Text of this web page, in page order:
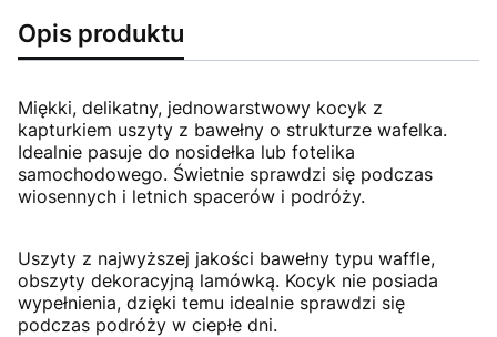
Opis produktu
Miękki, delikatny, jednowarstwowy kocyk z
kapturkiem uszyty z bawełny o strukturze wafelka.
Idealnie pasuje do nosidełka lub fotelika
samochodowego. Świetnie sprawdzi się podczas
wiosennych i letnich spacerów i podróży.
Uszyty z najwyższej jakości bawełny typu waffle,
obszyty dekoracyjną lamówką. Kocyk nie posiada
wypełnienia, dzięki temu idealnie sprawdzi się
podczas podróży w ciepłe dni.